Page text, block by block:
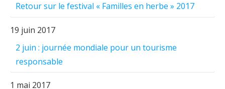
Retour sur le festival « Familles en herbe » 2017
19 juin 2017
2 juin : journée mondiale pour un tourisme
responsable
1 mai 2017